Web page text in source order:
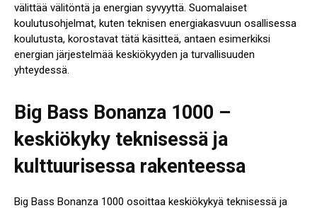
välittää välitöntä ja energian syvyyttä. Suomalaiset
koulutusohjelmat, kuten teknisen energiakasvuun osallisessa
koulutusta, korostavat tätä käsitteä, antaen esimerkiksi
energian järjestelmää keskiökyyden ja turvallisuuden
yhteydessä.
Big Bass Bonanza 1000 –
keskiökyky teknisessä ja
kulttuurisessa rakenteessa
Big Bass Bonanza 1000 osoittaa keskiökykyä teknisessä ja